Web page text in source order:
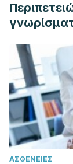
ΑΣΘΈΝΕΙΕΣ